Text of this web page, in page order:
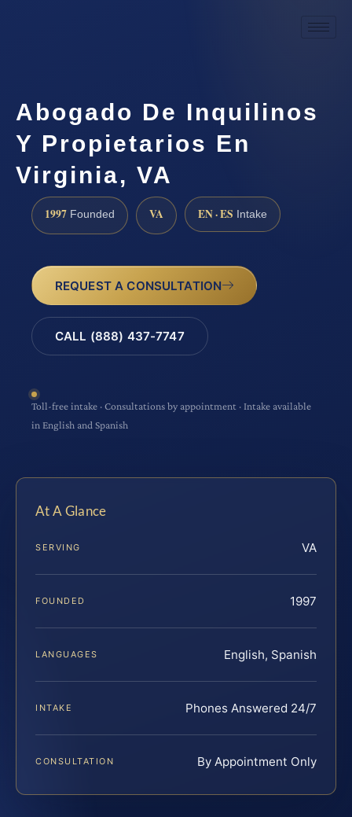
Abogado De Inquilinos
Y Propietarios En
Virginia, VA
1997 Founded VA EN · ES Intake
REQUEST A CONSULTATION
CALL (888) 437-7747
Toll-free intake · Consultations by appointment · Intake available
in English and Spanish
At A Glance
SERVING VA
FOUNDED 1997
LANGUAGES English, Spanish
INTAKE Phones Answered 24/7
CONSULTATION By Appointment Only